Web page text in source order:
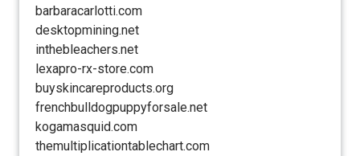
barbaracarlotti.com
desktopmining.net
inthebleachers.net
lexapro-rx-store.com
buyskincareproducts.org
frenchbulldogpuppyforsale.net
kogamasquid.com
themultiplicationtablechart.com